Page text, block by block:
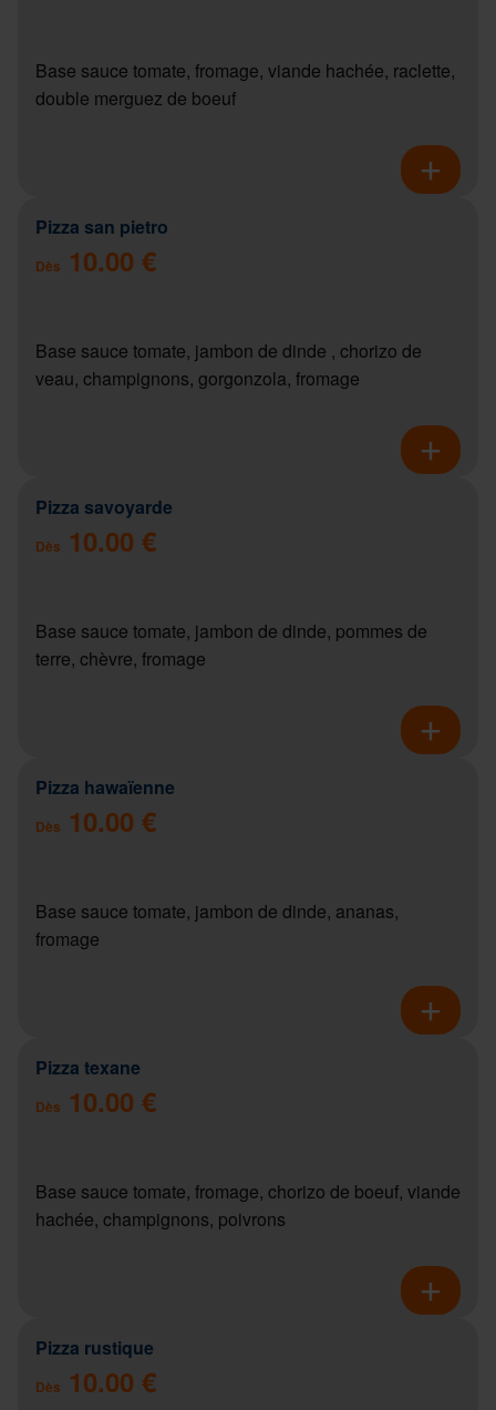
Base sauce tomate, fromage, viande hachée, raclette,
double merguez de boeuf
Pizza san pietro
Dès 10.00 €
Base sauce tomate, jambon de dinde , chorizo de
veau, champignons, gorgonzola, fromage
Pizza savoyarde
Dès 10.00 €
Base sauce tomate, jambon de dinde, pommes de
terre, chèvre, fromage
Pizza hawaïenne
Dès 10.00 €
Base sauce tomate, jambon de dinde, ananas,
fromage
Pizza texane
Dès 10.00 €
Base sauce tomate, fromage, chorizo de boeuf, viande
hachée, champignons, poivrons
Pizza rustique
Dès 10.00 €